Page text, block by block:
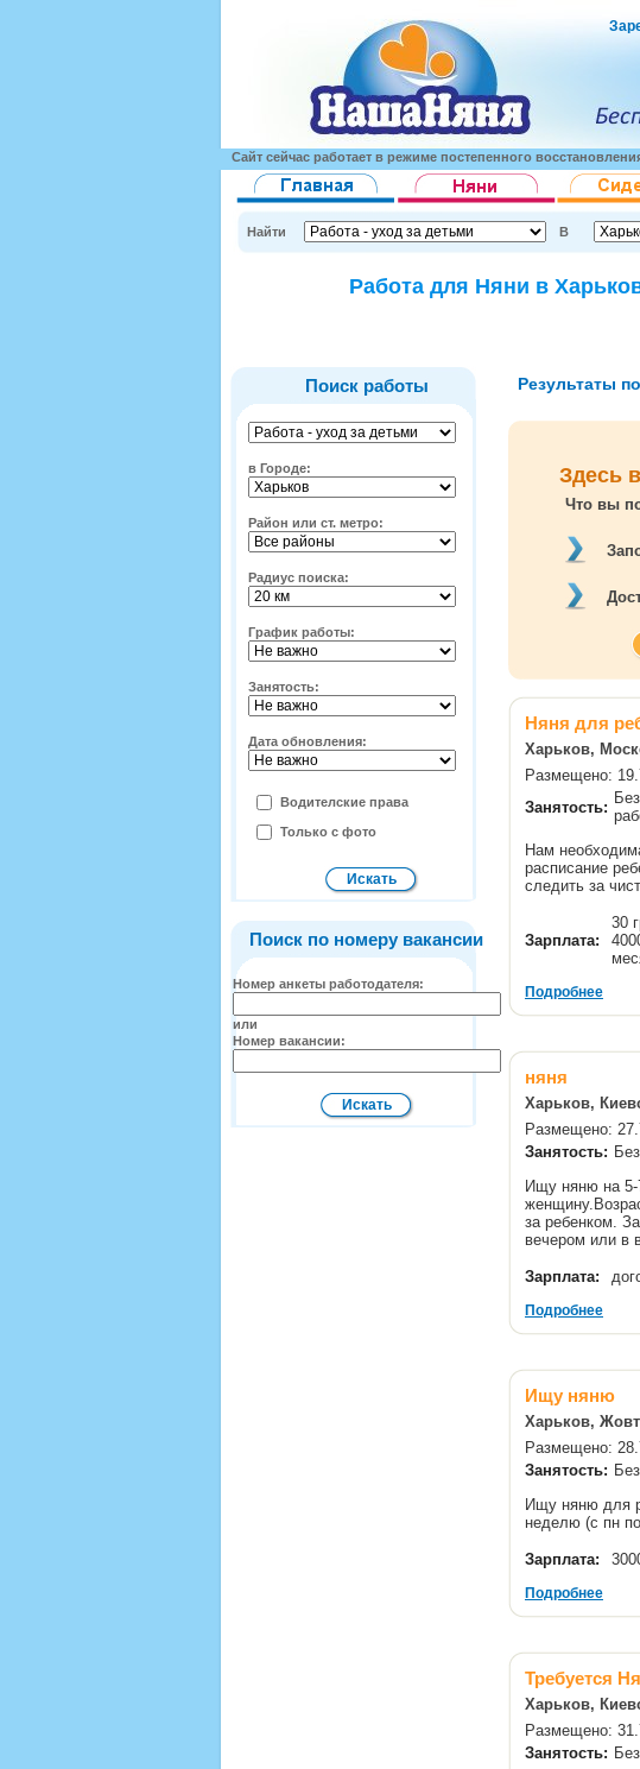
Сайт сейчас работает в режиме постепенного
Найти В
Работа для Няни в
Поиск работы
в Городе:
Район или ст. метро:
Радиус поиска:
График работы:
Занятость:
Дата обновления:
Водителские права
Только с фото
Поиск по номеру вакансии
Номер анкеты работодателя:
или
Номер вакансии:
Результаты
Здесь
Что вы
Няня для
Харьков,
Размещено:
Занятость:
Нам
расписание
следить за
Зарплата:
30
Подробнее
няня
Харьков,
Размещено:
Занятость:
Ищу няню на 5-
за ребенком.
вечером или в
Зарплата:
Подробнее
Ищу няню
Харьков,
Размещено:
Занятость:
Ищу няню для
неделю (с пн
Зарплата:
Подробнее
Требуется
Харьков,
Размещено:
Занятость: